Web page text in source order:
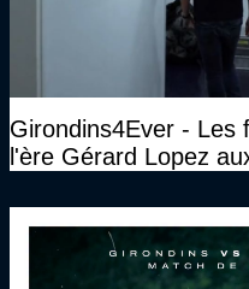
Girondins4Ever - Les
l'ère Gérard Lopez